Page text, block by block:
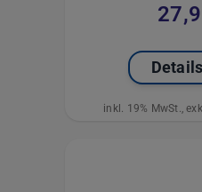
inkl. 19% MwSt.,
Details